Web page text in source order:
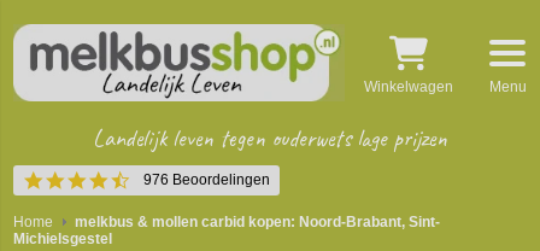
4.5
star
rating
976 Beoordelingen
Landelijk leven tegen ouderwets lage prijzen
Winkelwagen Menu
Home
melkbus & mollen carbid kopen: Noord-Brabant, Sint-
Michielsgestel